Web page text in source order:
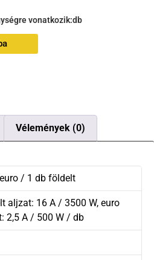
vonatkozik:db
Vélemények (0)
/ 1 db földelt
aljzat: 16 A / 3500 W, euro
2,5 A / 500 W / db